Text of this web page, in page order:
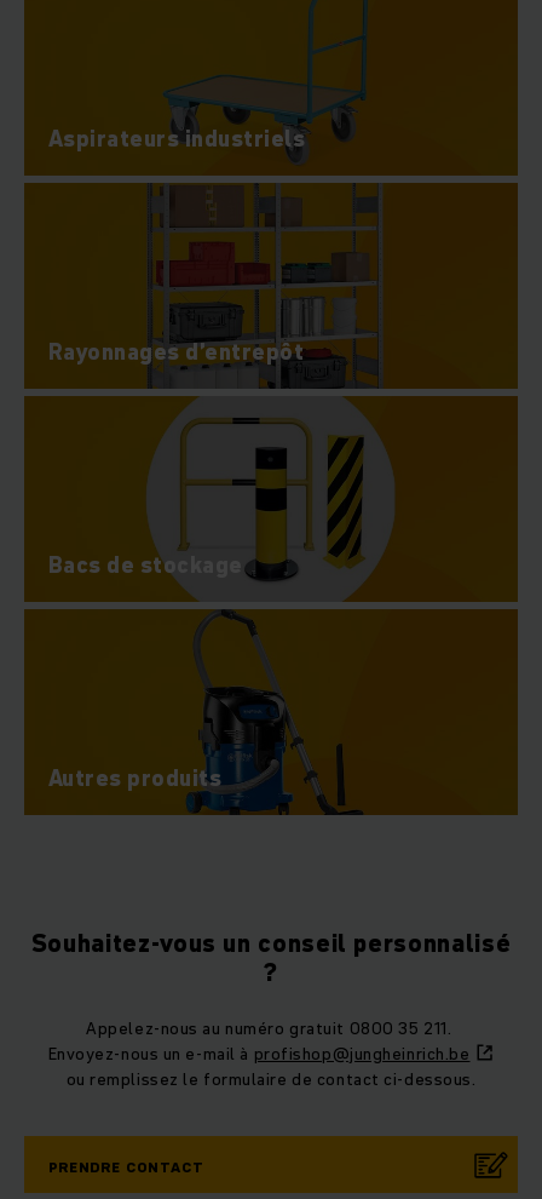
Aspirateurs industriels
Rayonnages d’entrepôt
Bacs de stockage
Autres produits
Souhaitez-vous un conseil personnalisé
?
Appelez-nous au numéro gratuit 0800 35 211.
Envoyez-nous un e-mail à profishop@jungheinrich.be
ou remplissez le formulaire de contact ci-dessous.
PRENDRE CONTACT